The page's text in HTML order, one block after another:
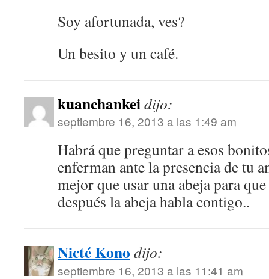
Soy afortunada, ves?
Un besito y un café.
kuanchankeidijo:
septiembre 16, 2013 a las 1:49 am
Habrá que preguntar a esos
enferman ante la presencia de tu
mejor que usar una abeja para
después la abeja habla contigo..
Nicté Kono dijo:
septiembre 16, 2013 a las 11:41 am